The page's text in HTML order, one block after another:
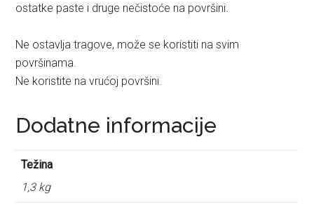
ostatke paste i druge nečistoće na površini.
Ne ostavlja tragove, može se koristiti na svim
površinama.
Ne koristite na vrućoj površini.
Dodatne informacije
Težina
1,3 kg